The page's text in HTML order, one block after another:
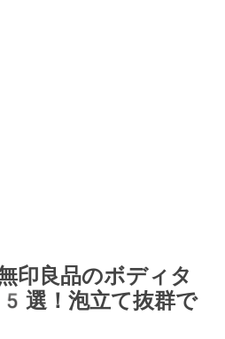
印良品のボディタ
選！泡立て抜群で